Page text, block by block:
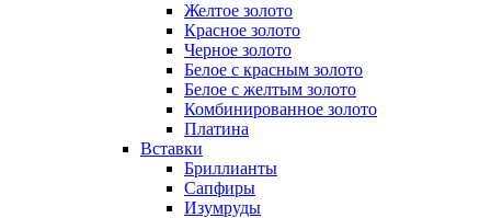
Желтое золото
Красное золото
Черное золото
Белое с красным золото
Белое с желтым золото
Комбинированное золото
Платина
Вставки
Бриллианты
Сапфиры
Изумруды